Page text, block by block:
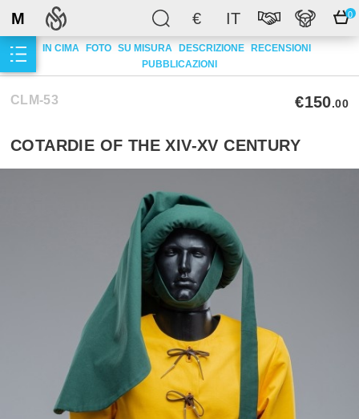
€ IT 0
M
IN CIMA FOTO SU MISURA DESCRIZIONE
RECENSIONI
PUBBLICAZIONI
CLM-53 €150.00
СOTARDIE OF THE XIV-XV CENTURY